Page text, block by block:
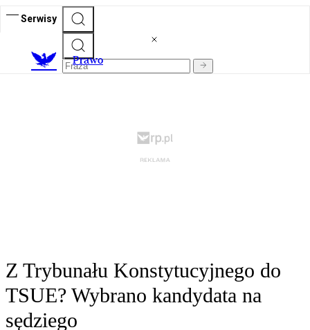
Serwisy
Prawo
Z Trybunału Konstytucyjnego do
TSUE? Wybrano kandydata na
sędziego